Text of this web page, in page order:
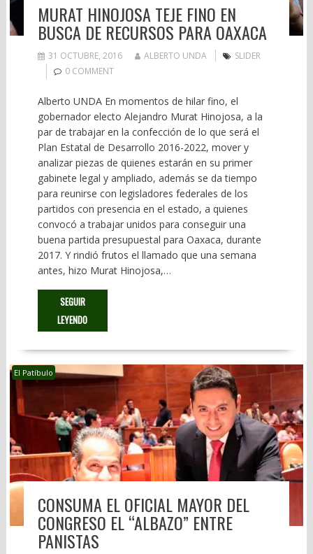
MURAT HINOJOSA TEJE FINO EN
BUSCA DE RECURSOS PARA OAXACA
31 OCTUBRE, 2016 ALBERTO UNDA
SLIDER
0 COMMENT
Alberto UNDA En momentos de hilar fino, el
gobernador electo Alejandro Murat Hinojosa, a la
par de trabajar en la confección de lo que será el
Plan Estatal de Desarrollo 2016-2022, mover y
analizar piezas de quienes estarán en su primer
gabinete legal y ampliado, además se da tiempo
para reunirse con legisladores federales de los
partidos con presencia en el estado, a quienes
convocó a trabajar unidos para conseguir una
buena partida presupuestal para Oaxaca, durante
2017. Y rindió frutos el llamado que una semana
antes, hizo Murat Hinojosa,…
SEGUIR
LEYENDO
El Patíbulo
CONSUMA EL OFICIAL MAYOR DEL
CONGRESO EL “ALBAZO” ENTRE
PANISTAS